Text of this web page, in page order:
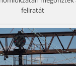
feliratát